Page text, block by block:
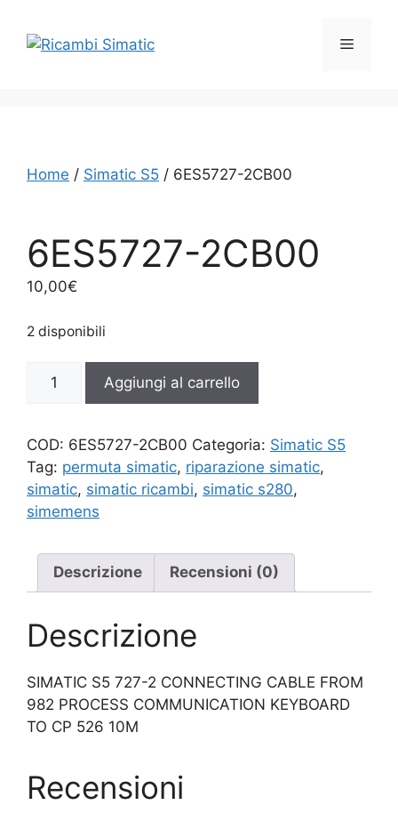
contenuto
Menu
Home / Simatic S5 / 6ES5727-2CB00
6ES5727-2CB00
10,00€
2 disponibili
2CB00
Aggiungi al carrello
COD: 6ES5727-2CB00 Categoria: Simatic S5
Tag: permuta simatic, riparazione simatic,
simatic, simatic ricambi, simatic s280,
simemens
Descrizione Recensioni (0)
Descrizione
SIMATIC S5 727-2 CONNECTING CABLE FROM
982 PROCESS COMMUNICATION KEYBOARD
TO CP 526 10M
Recensioni